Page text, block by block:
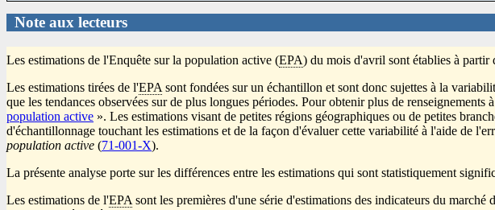
Note aux lecteurs
Les estimations de l'Enquête sur la population active (EPA) du mois d'avril sont établies à partir
Les estimations tirées de l'EPA sont fondées sur un échantillon et sont donc sujettes à la
que les tendances observées sur de plus longues périodes. Pour obtenir plus de
population active ». Les estimations visant de petites régions géographiques ou de petites
d'échantillonnage touchant les estimations et de la façon d'évaluer cette variabilité à l'aide de
population active (Numéro
catalogue
71-001-X).
La présente analyse porte sur les différences entre les estimations qui sont statistiquement
Les estimations de l'EPA sont les premières d'une série d'estimations des indicateurs du